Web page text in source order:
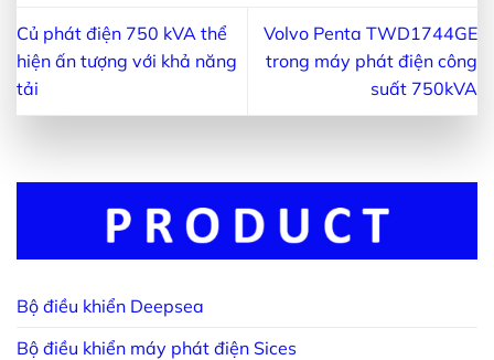
Củ phát điện 750 kVA thể
hiện ấn tượng với khả năng
tải
Volvo Penta TWD1744GE
trong máy phát điện công
suất 750kVA
Bộ điều khiển Deepsea
Bộ điều khiển máy phát điện Sices